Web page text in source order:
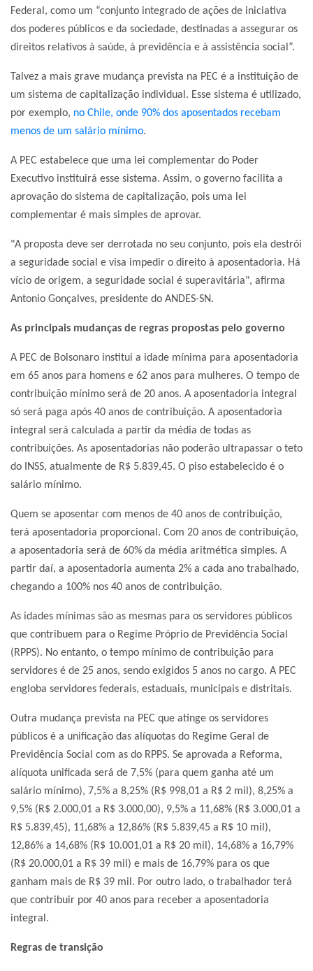
Federal, como um “conjunto integrado de ações de iniciativa
dos poderes públicos e da sociedade, destinadas a assegurar os
direitos relativos à saúde, à previdência e à assistência social”.
Talvez a mais grave mudança prevista na PEC é a instituição de
um sistema de capitalização individual. Esse sistema é utilizado,
por exemplo, no Chile, onde 90% dos aposentados recebam
menos de um salário mínimo.
A PEC estabelece que uma lei complementar do Poder
Executivo instituirá esse sistema. Assim, o governo facilita a
aprovação do sistema de capitalização, pois uma lei
complementar é mais simples de aprovar.
"A proposta deve ser derrotada no seu conjunto, pois ela destrói
a seguridade social e visa impedir o direito à aposentadoria. Há
vício de origem, a seguridade social é superavitária", afirma
Antonio Gonçalves, presidente do ANDES-SN.
As principais mudanças de regras propostas pelo governo
A PEC de Bolsonaro institui a idade mínima para aposentadoria
em 65 anos para homens e 62 anos para mulheres. O tempo de
contribuição mínimo será de 20 anos. A aposentadoria integral
só será paga após 40 anos de contribuição. A aposentadoria
integral será calculada a partir da média de todas as
contribuições. As aposentadorias não poderão ultrapassar o teto
do INSS, atualmente de R$ 5.839,45. O piso estabelecido é o
salário mínimo.
Quem se aposentar com menos de 40 anos de contribuição,
terá aposentadoria proporcional. Com 20 anos de contribuição,
a aposentadoria será de 60% da média aritmética simples. A
partir daí, a aposentadoria aumenta 2% a cada ano trabalhado,
chegando a 100% nos 40 anos de contribuição.
As idades mínimas são as mesmas para os servidores públicos
que contribuem para o Regime Próprio de Previdência Social
(RPPS). No entanto, o tempo mínimo de contribuição para
servidores é de 25 anos, sendo exigidos 5 anos no cargo. A PEC
engloba servidores federais, estaduais, municipais e distritais.
Outra mudança prevista na PEC que atinge os servidores
públicos é a unificação das alíquotas do Regime Geral de
Previdência Social com as do RPPS. Se aprovada a Reforma,
alíquota unificada será de 7,5% (para quem ganha até um
salário mínimo), 7,5% a 8,25% (R$ 998,01 a R$ 2 mil), 8,25% a
9,5% (R$ 2.000,01 a R$ 3.000,00), 9,5% a 11,68% (R$ 3.000,01 a
R$ 5.839,45), 11,68% a 12,86% (R$ 5.839,45 a R$ 10 mil),
12,86% a 14,68% (R$ 10.001,01 a R$ 20 mil), 14,68% a 16,79%
(R$ 20.000,01 a R$ 39 mil) e mais de 16,79% para os que
ganham mais de R$ 39 mil. Por outro lado, o trabalhador terá
que contribuir por 40 anos para receber a aposentadoria
integral.
Regras de transição